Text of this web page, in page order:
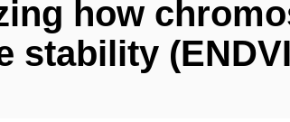
how
stability